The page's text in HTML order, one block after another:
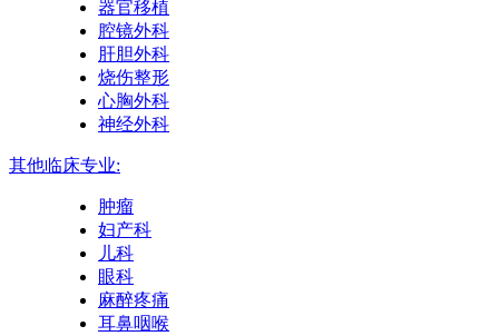
器官移植
腔镜外科
肝胆外科
烧伤整形
心胸外科
神经外科
其他临床专业:
肿瘤
妇产科
儿科
眼科
麻醉疼痛
耳鼻咽喉